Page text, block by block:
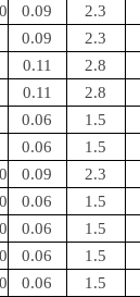
0.09 2.3
0.09 2.3
0.11 2.8
0.11 2.8
0.06 1.5
0.06 1.5
0.09 2.3
0.06 1.5
0.06 1.5
0.06 1.5
0.06 1.5